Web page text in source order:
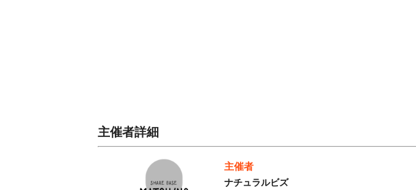
主催者詳細
主催者
ナチュラルビズ